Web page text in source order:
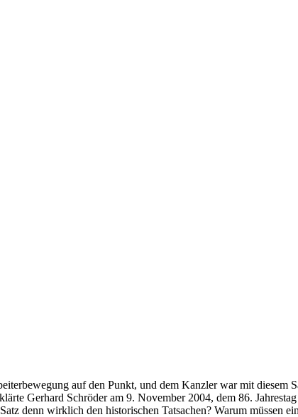
auf den Punkt, und dem Kanzler war mit
Gerhard Schröder am 9. November 2004, dem 86.
denn wirklich den historischen Tatsachen? Warum müssen